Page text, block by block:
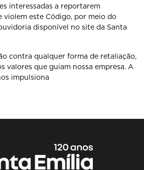
interessadas a reportarem
violem este Código, por meio do
disponível no site da Santa
contra qualquer forma de retaliação,
valores que guiam nossa empresa. A
impulsiona